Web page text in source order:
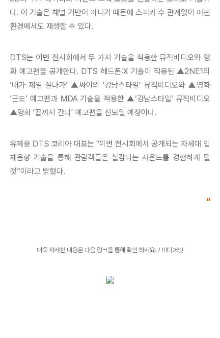
다. 이 기술은 채널 기반이 아니기 때문에 스피커 수 관계없이 어떤
환경에서도 재생할 수 있다.
DTS는 이번 전시회에서 두 가지 기술을 적용한 뮤직비디오와 영
화 예고편을 공개한다. DTS 헤드폰:X 기술이 적용된 ▲2NE1의
‘내가 제일 잘나가’ ▲싸이의 ‘강남스타일’ 뮤직비디오와 ▲영화
‘군도’ 예고편과 MDA 기술을 적용한 ▲‘강남스타일’ 뮤직비디오
▲영화 ‘끝까지 간다’ 예고편을 선보일 예정이다.
유제용 DTS 코리아 대표는 "이번 전시회에서 공개되는 차세대 입
체음향 기술을 통해 관람객들은 실감나는 사운드를 경험하게 될
것”이라고 밝혔다.
"
더욱 자세한 내용은 다음 링크를 통해 확인 하세요! / 미디어잇